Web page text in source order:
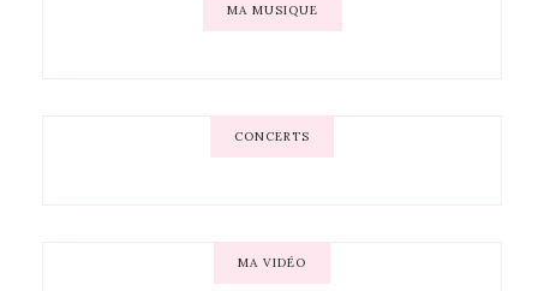
MA MUSIQUE
CONCERTS
MA VIDÉO